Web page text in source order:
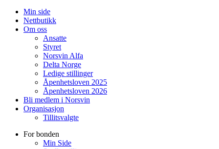
Min side
Nettbutikk
Om oss
Ansatte
Styret
Norsvin Alfa
Delta Norge
Ledige stillinger
Åpenhetsloven 2025
Åpenhetsloven 2026
Bli medlem i Norsvin
Organisasjon
Tillitsvalgte
For bonden
Min Side